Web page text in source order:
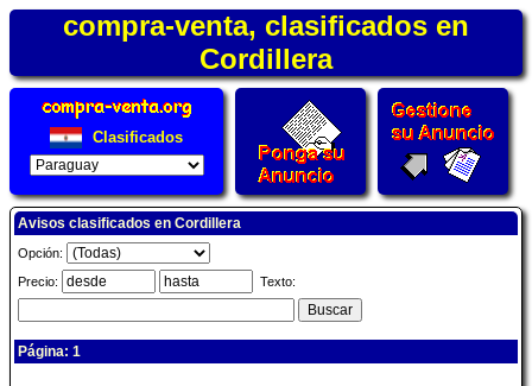
compra-venta, clasificados en
Cordillera
Clasificados
Avisos clasificados en Cordillera
Opción:
Precio:
Texto:
Página: 1